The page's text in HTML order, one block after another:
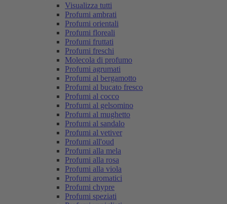
Visualizza tutti
Profumi ambrati
Profumi orientali
Profumi floreali
Profumi fruttati
Profumi freschi
Molecola di profumo
Profumi agrumati
Profumi al bergamotto
Profumi al bucato fresco
Profumi al cocco
Profumi al gelsomino
Profumi al mughetto
Profumi al sandalo
Profumi al vetiver
Profumi all'oud
Profumi alla mela
Profumi alla rosa
Profumi alla viola
Profumi aromatici
Profumi chypre
Profumi speziati